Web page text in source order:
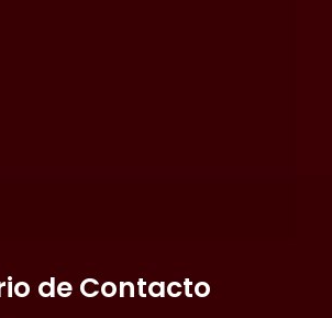
de Contacto